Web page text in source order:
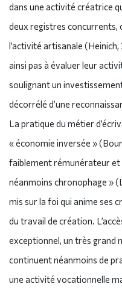
dans une activité créatrice
deux registres concurrents,
l’activité artisanale
ainsi pas à évaluer leur
soulignant un
décorrélé d’une
La pratique du métier
« économie inversée »
faiblement rémunérateur et
néanmoins chronophage »
mis sur la foi qui anime ses
du travail de création.
exceptionnel, un très grand
continuent néanmoins de
une activité vocationnelle